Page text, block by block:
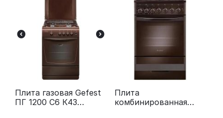
Плита газовая Gefest
ПГ 1200 С6 К43
Плита
комбинированная